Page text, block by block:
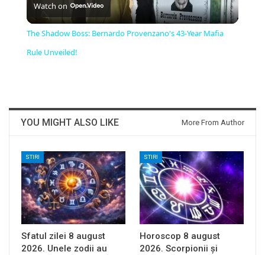
VIDEO
Watch on
The Shadow Boss: Bernardo Provenzano's 43-Year Mafia
Rule Unveiled!
YOU MIGHT ALSO LIKE More From Author
STIRI
Sfatul zilei 8 august
2026. Unele zodii au
STIRI
Horoscop 8 august
2026. Scorpionii și